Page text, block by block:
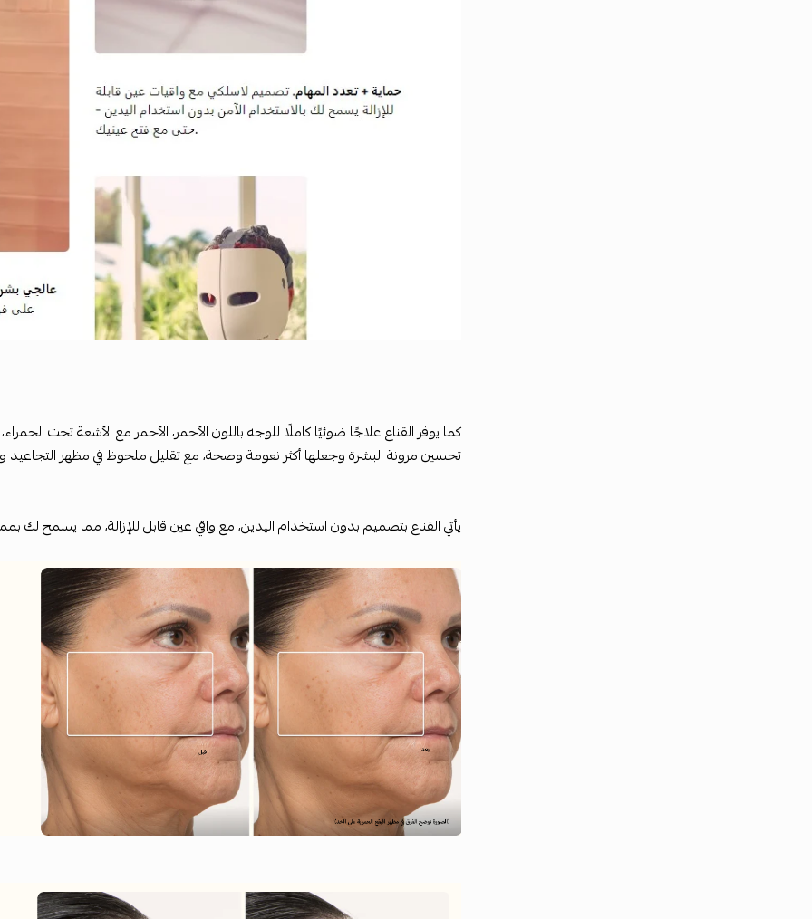
كما يوفر القناع علاجًا ضوئيًا كاملًا للوجه باللون الأحمر، الأحمر مع الأشعة تحت
تحسين مرونة البشرة وجعلها أكثر نعومة وصحة، مع تقليل ملحوظ في مظهر التجاعيد
يأتي القناع بتصميم بدون استخدام اليدين، مع واقي عين قابل للإزالة، مما يسمح لك